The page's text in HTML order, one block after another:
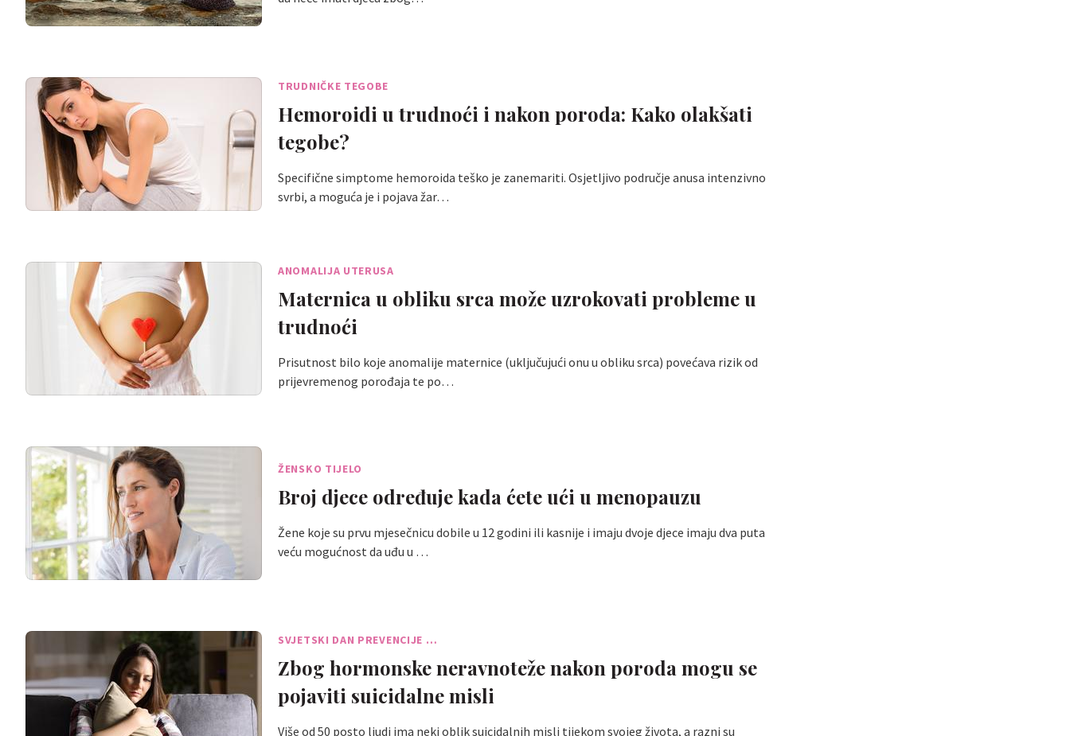
TRUDNIČKE TEGOBE
Hemoroidi u trudnoći i nakon poroda: Kako olakšati
tegobe?
Specifične simptome hemoroida teško je zanemariti. Osjetljivo područje anusa intenzivno
svrbi, a moguća je i pojava žar…
ANOMALIJA UTERUSA
Maternica u obliku srca može uzrokovati probleme u
trudnoći
Prisutnost bilo koje anomalije maternice (uključujući onu u obliku srca) povećava rizik od
prijevremenog porođaja te po…
ŽENSKO TIJELO
Broj djece određuje kada ćete ući u menopauzu
Žene koje su prvu mjesečnicu dobile u 12 godini ili kasnije i imaju dvoje djece imaju dva puta
veću mogućnost da uđu u …
SVJETSKI DAN PREVENCIJE …
Zbog hormonske neravnoteže nakon poroda mogu se
pojaviti suicidalne misli
Više od 50 posto ljudi ima neki oblik suicidalnih misli tijekom svojeg života, a razni su